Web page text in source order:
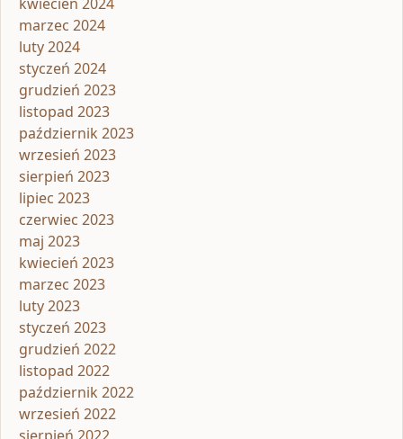
marzec 2024
luty 2024
styczeń 2024
grudzień 2023
listopad 2023
październik 2023
wrzesień 2023
sierpień 2023
lipiec 2023
czerwiec 2023
maj 2023
kwiecień 2023
marzec 2023
luty 2023
styczeń 2023
grudzień 2022
listopad 2022
październik 2022
wrzesień 2022